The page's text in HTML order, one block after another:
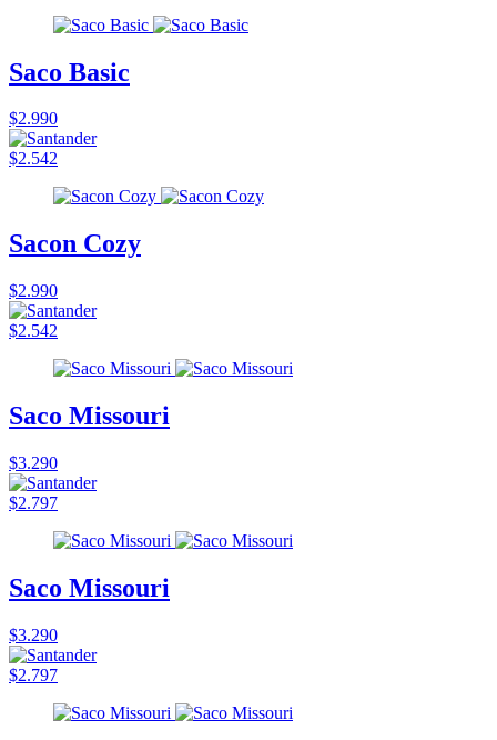
Saco Basic
$2.990
$2.542
Sacon Cozy
$2.990
$2.542
Saco Missouri
$3.290
$2.797
Saco Missouri
$3.290
$2.797